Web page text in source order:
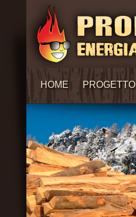
HOME PROGETTO